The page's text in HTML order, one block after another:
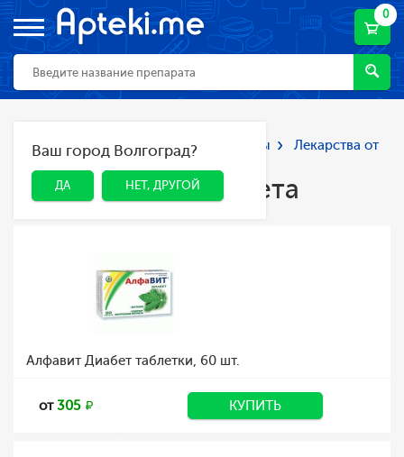
0
ДА НЕТ, ДРУГОЙ
Ваш город Волгоград?
ДА НЕТ, ДРУГОЙ
Главная Каталог Лекарства и БАДы
Лекарства от
диабета
Лекарства от диабета
Алфавит Диабет таблетки, 60 шт.
от305 КУПИТЬ